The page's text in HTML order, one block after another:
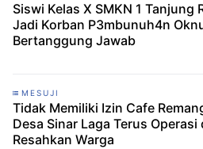
Siswi Kelas X SMKN 1 Tanjung
Jadi Korban P3mbunuh4n
Bertanggung Jawab
MESUJI
Tidak Memiliki Izin Cafe
Desa Sinar Laga Terus Operasi
Resahkan Warga